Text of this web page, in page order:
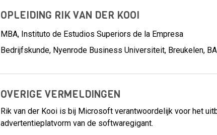
OPLEIDING RIK VAN DER KOOI
MBA, Instituto de Estudios Superiors de la Empresa
Bedrijfskunde, Nyenrode Business Universiteit, Breukelen, BA
OVERIGE VERMELDINGEN
Rik van der Kooi is bij Microsoft verantwoordelijk voor het
advertentieplatvorm van de softwaregigant.